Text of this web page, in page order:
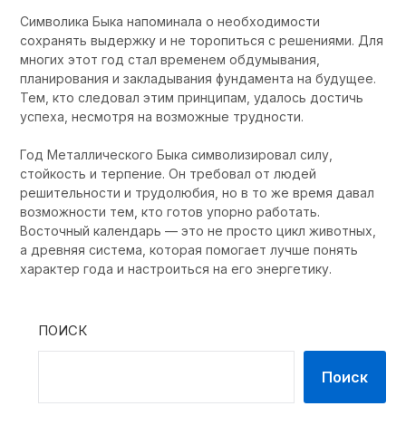
Символика Быка напоминала о необходимости
сохранять выдержку и не торопиться с решениями. Для
многих этот год стал временем обдумывания,
планирования и закладывания фундамента на будущее.
Тем, кто следовал этим принципам, удалось достичь
успеха, несмотря на возможные трудности.
Год Металлического Быка символизировал силу,
стойкость и терпение. Он требовал от людей
решительности и трудолюбия, но в то же время давал
возможности тем, кто готов упорно работать.
Восточный календарь — это не просто цикл животных,
а древняя система, которая помогает лучше понять
характер года и настроиться на его энергетику.
ПОИСК
Поиск